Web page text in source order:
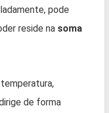
pode
reside na soma
de forma